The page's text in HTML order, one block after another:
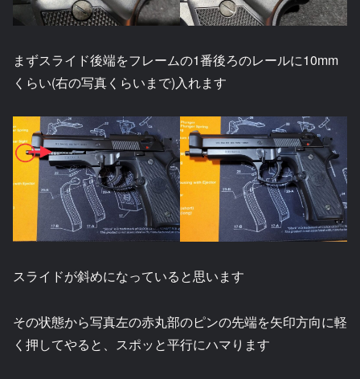
まずスライド後端をフレームの1番後ろのレールに10mm
くらい(右の写真くらいまで)入れます
スライドが斜めになっていると思います
その状態から写真左の赤丸部のピンの先端を矢印方向に軽
く押してやると、スポッと平行にハマります